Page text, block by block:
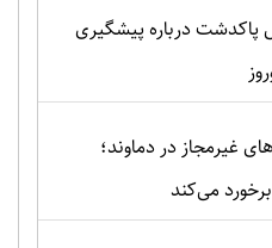
پاکدشت درباره پیشگیری
غیرمجاز در دماوند؛
می‌کند